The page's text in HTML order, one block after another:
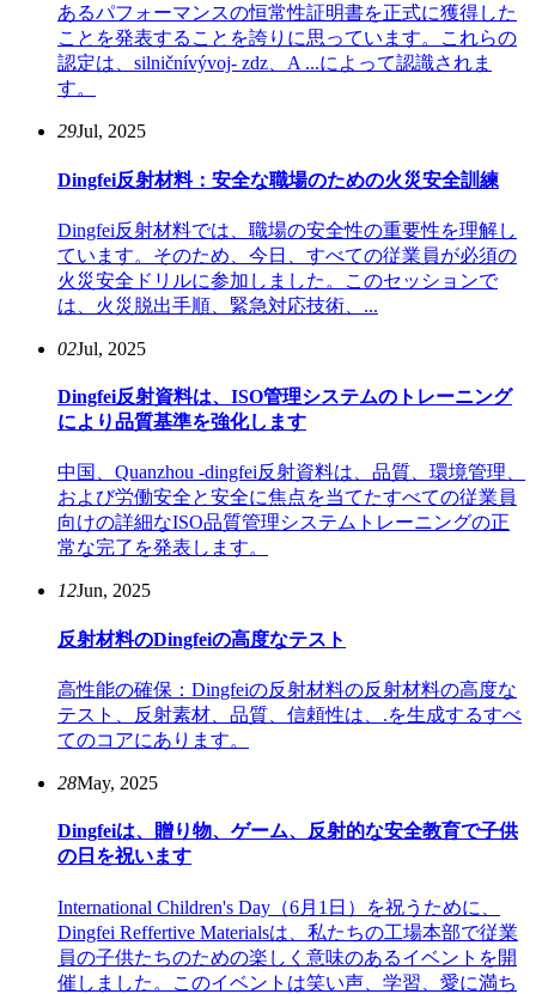
あるパフォーマンスの恒常性証明書を正式に獲得した
ことを発表することを誇りに思っています。これらの
認定は、silničnívývoj- zdz、A ...によって認識されま
す。
29Jul, 2025
Dingfei反射材料：安全な職場のための火災安全訓練
Dingfei反射材料では、職場の安全性の重要性を理解し
ています。そのため、今日、すべての従業員が必須の
火災安全ドリルに参加しました。このセッションで
は、火災脱出手順、緊急対応技術、...
02Jul, 2025
Dingfei反射資料は、ISO管理システムのトレーニング
により品質基準を強化します
中国、Quanzhou -dingfei反射資料は、品質、環境管理、
および労働安全と安全に焦点を当てたすべての従業員
向けの詳細なISO品質管理システムトレーニングの正
常な完了を発表します。
12Jun, 2025
反射材料のDingfeiの高度なテスト
高性能の確保：Dingfeiの反射材料の反射材料の高度な
テスト、反射素材、品質、信頼性は、.を生成するすべ
てのコアにあります。
28May, 2025
Dingfeiは、贈り物、ゲーム、反射的な安全教育で子供
の日を祝います
International Children's Day（6月1日）を祝うために、
Dingfei Reffertive Materialsは、私たちの工場本部で従業
員の子供たちのための楽しく意味のあるイベントを開
催しました。このイベントは笑い声、学習、愛に満ち